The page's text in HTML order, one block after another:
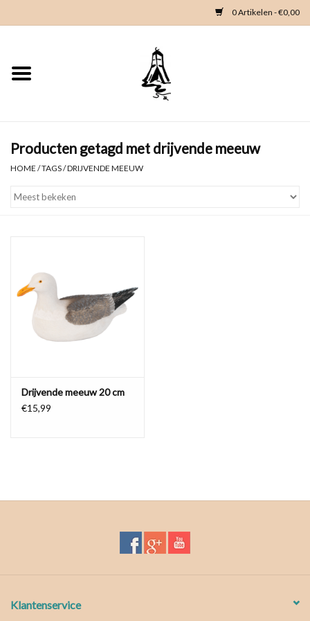
0 Artikelen - €0,00
Home
Kleding
Contact
Waterproof tassen
Producten getagd met drijvende meeuw
HOME /TAGS/DRIJVENDE MEEUW
Drijvende meeuw 20 cm
€15,99
Klantenservice